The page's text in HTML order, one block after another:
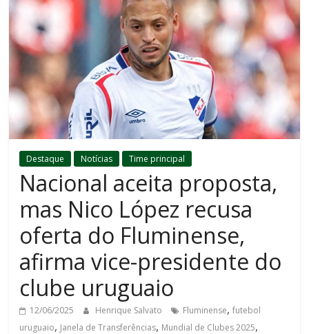
Destaque Notícias Time principal
Nacional aceita proposta,
mas Nico López recusa
oferta do Fluminense,
afirma vice-presidente do
clube uruguaio
12/06/2025 Henrique Salvato Fluminense,futebol
uruguaio, Janela de Transferências, Mundial de Clubes 2025,